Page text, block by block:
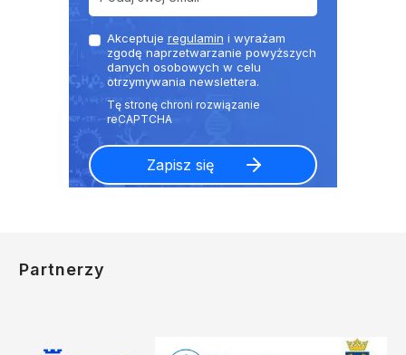
Akceptuje regulamin i wyrażam
zgodę naprzetwarzanie powyższych
danych osobowych w celu
otrzymywania newslettera.
Partnerzy